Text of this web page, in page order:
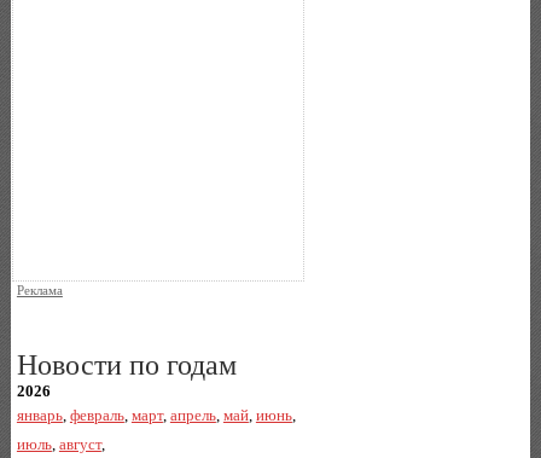
Реклама
Новости по годам
2026
январь, февраль, март, апрель, май, июнь,
июль, август,